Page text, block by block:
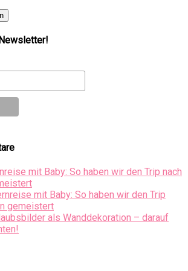
mit Baby: So haben wir den Trip nach
mit Baby: So haben wir den Trip
gemeistert
als Wanddekoration – darauf